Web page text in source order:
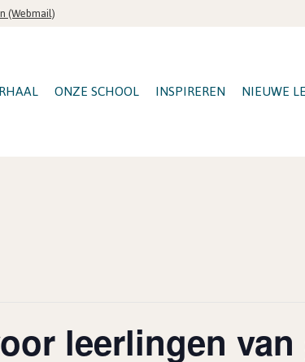
(Webmail)
ONZE SCHOOL INSPIREREN NIEUWE
leerlingen van